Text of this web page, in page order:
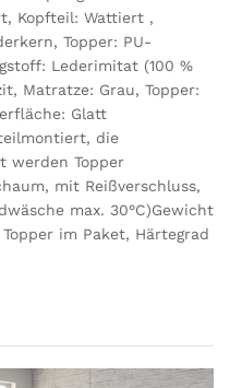
Kopfteil: Wattiert ,
Topper: PU-
Lederimitat (100 %
Matratze: Grau, Topper:
Glatt
die
werden Topper
mit Reißverschluss,
max. 30°C)Gewicht
im Paket, Härtegrad